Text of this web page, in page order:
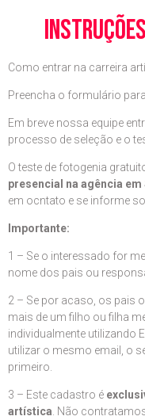
Como entrar na carreira
Preencha o formulário
Em breve nossa equipe
processo de seleção e o
O teste de fotogenia
presencial na agência em
em ocntato e se informe
Importante:
1 – Se o interessado for
nome dos pais ou
2 – Se por acaso, os pais
mais de um filho ou filha
individualmente utilizando
utilizar o mesmo email, o
primeiro.
3 – Este cadastro é
artística . Não